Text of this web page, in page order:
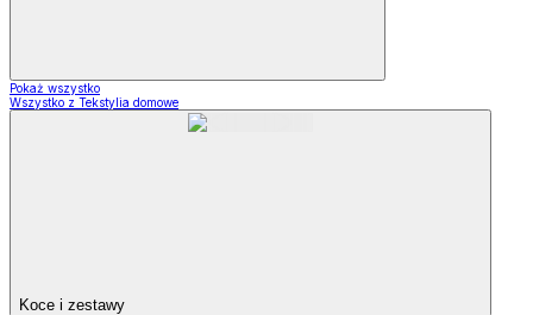
Pokaż wszystko
Wszystko z Tekstylia domowe
Koce i zestawy